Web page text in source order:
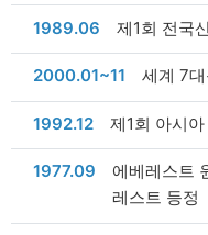
날짜
1989.06 제1회 전국
날짜
2000.01~11 세계 7
날짜
1992.12 제1회 아시
날짜
1977.09
에베레스트
레스트 등정